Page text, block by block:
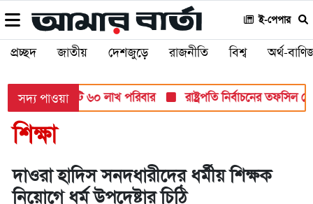
ই-পেপার
প্রচ্ছদ জাতীয় দেশজুড়ে রাজনীতি বিশ্ব অর্থ-
সদ্য পাওয়া
আসবে ১ কোটি ৬০ লাখ পরিবার রাষ্ট্রপতি নির্বাচনের তফসিল
শিক্ষা
দাওরা হাদিস সনদধারীদের ধর্মীয় শিক্ষক
নিয়োগে ধর্ম উপদেষ্টার চিঠি